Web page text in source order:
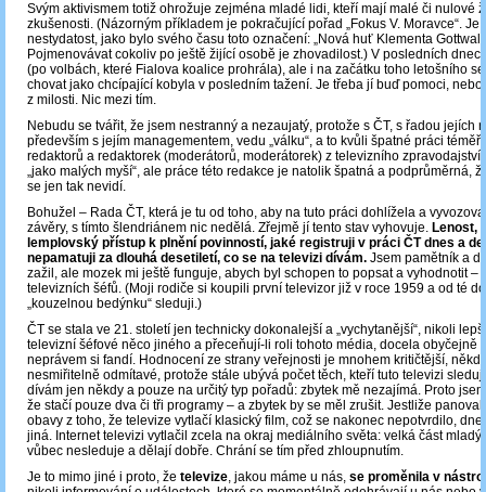
Svým aktivismem totiž ohrožuje zejména mladé lidi, kteří mají malé či nulové
zkušenosti. (Názorným příkladem je pokračující pořad „Fokus V. Moravce“. Je
nestydatost, jako bylo svého času toto označení: „Nová huť Klementa
Pojmenovávat cokoliv po ještě žijící osobě je zhovadilost.) V posledních
(po volbách, které Fialova koalice prohrála), ale i na začátku toho letošního
chovat jako chcípající kobyla v posledním tažení. Je třeba jí buď pomoci, nebo
z milosti. Nic mezi tím.
Nebudu se tvářit, že jsem nestranný a nezaujatý, protože s ČT, s řadou jejích
především s jejím managementem, vedu „válku“, a to kvůli špatné práci téměř
redaktorů a redaktorek (moderátorů, moderátorek) z televizního
„jako malých myší“, ale práce této redakce je natolik špatná a podprůměrná,
se jen tak nevidí.
Bohužel ‒ Rada ČT, která je tu od toho, aby na tuto práci dohlížela a
závěry, s tímto šlendriánem nic nedělá. Zřejmě jí tento stav vyhovuje. Lenost,
lemplovský přístup k plnění povinností, jaké registruji v práci ČT dnes a
nepamatuji za dlouhá desetiletí, co se na televizi dívám. Jsem pamětník a
zažil, ale mozek mi ještě funguje, abych byl schopen to popsat a vyhodnotit –
televizních šéfů. (Moji rodiče si koupili první televizor již v roce 1959 a od té
„kouzelnou bedýnku“ sleduji.)
ČT se stala ve 21. století jen technicky dokonalejší a „vychytanější“, nikoli
televizní šéfové něco jiného a přeceňují-li roli tohoto média, docela obyčejně
neprávem si fandí. Hodnocení ze strany veřejnosti je mnohem kritičtější,
nesmiřitelně odmítavé, protože stále ubývá počet těch, kteří tuto televizi
dívám jen někdy a pouze na určitý typ pořadů: zbytek mě nezajímá. Proto
že stačí pouze dva či tři programy – a zbytek by se měl zrušit. Jestliže
obavy z toho, že televize vytlačí klasický film, což se nakonec nepotvrdilo,
jiná. Internet televizi vytlačil zcela na okraj mediálního světa: velká část
vůbec nesleduje a dělají dobře. Chrání se tím před zhloupnutím.
Je to mimo jiné i proto, že televize, jakou máme u nás, se proměnila v